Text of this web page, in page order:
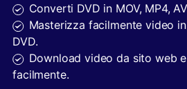
Negozio
Supporto
UniConverter per Mac
AniSmall-Video Compressor
AniSmall per Desktop
Lab AI
Blog
DVD Utenti
Comprimere
Supporto
Converti DVD in MOV, MP4,
Masterizza facilmente video
DVD.
Download video da sito web
facilmente.